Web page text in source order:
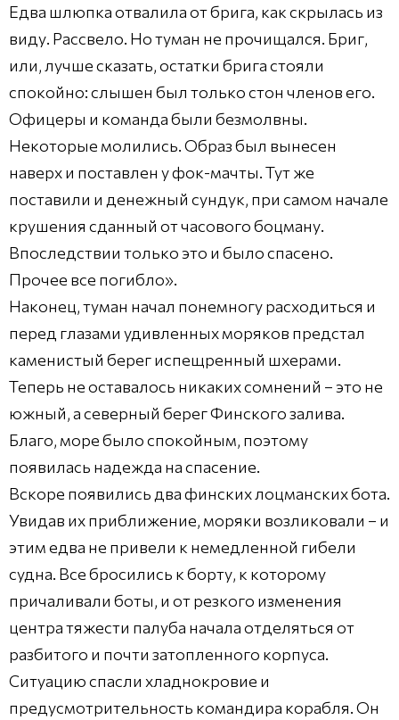
Едва шлюпка отвалила от брига, как скрылась из
виду. Рассвело. Но туман не прочищался. Бриг,
или, лучше сказать, остатки брига стояли
спокойно: слышен был только стон членов его.
Офицеры и команда были безмолвны.
Некоторые молились. Образ был вынесен
наверх и поставлен у фок-мачты. Тут же
поставили и денежный сундук, при самом начале
крушения сданный от часового боцману.
Впоследствии только это и было спасено.
Прочее все погибло».
Наконец, туман начал понемногу расходиться и
перед глазами удивленных моряков предстал
каменистый берег испещренный шхерами.
Теперь не оставалось никаких сомнений – это не
южный, а северный берег Финского залива.
Благо, море было спокойным, поэтому
появилась надежда на спасение.
Вскоре появились два финских лоцманских бота.
Увидав их приближение, моряки возликовали – и
этим едва не привели к немедленной гибели
судна. Все бросились к борту, к которому
причаливали боты, и от резкого изменения
центра тяжести палуба начала отделяться от
разбитого и почти затопленного корпуса.
Ситуацию спасли хладнокровие и
предусмотрительность командира корабля. Он